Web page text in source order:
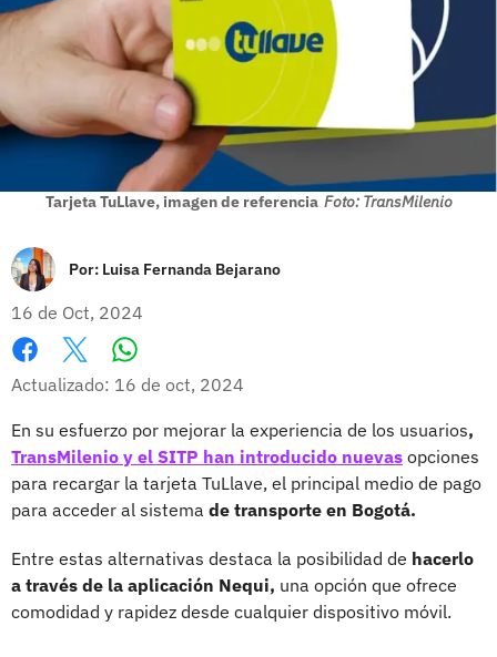
Tarjeta TuLlave, imagen de referencia Foto: TransMilenio
Por: Luisa Fernanda Bejarano
16 de Oct, 2024
Facebook
X
Actualizado: 16 de oct, 2024
En su esfuerzo por mejorar la experiencia de los usuarios,
TransMilenio y el SITP han introducido nuevas opciones
para recargar la tarjeta TuLlave, el principal medio de pago
para acceder al sistema de transporte en Bogotá.
Entre estas alternativas destaca la posibilidad de hacerlo
a través de la aplicación Nequi, una opción que ofrece
comodidad y rapidez desde cualquier dispositivo móvil.